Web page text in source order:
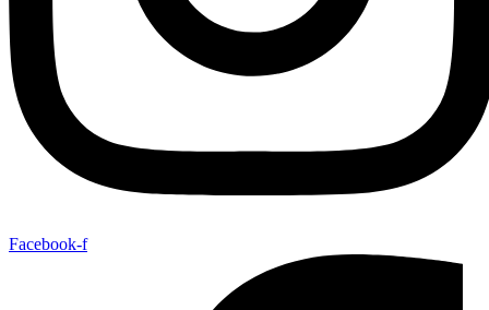
Facebook-f